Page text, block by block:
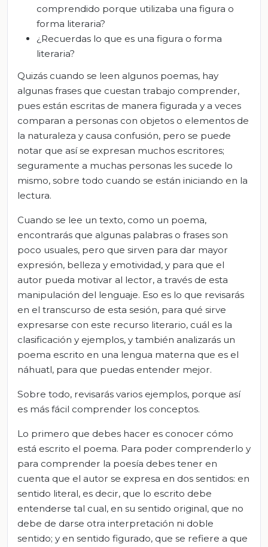
comprendido porque utilizaba una figura o
forma literaria?
¿Recuerdas lo que es una figura o forma
literaria?
Quizás cuando se leen algunos poemas, hay
algunas frases que cuestan trabajo comprender,
pues están escritas de manera figurada y a veces
comparan a personas con objetos o elementos de
la naturaleza y causa confusión, pero se puede
notar que así se expresan muchos escritores;
seguramente a muchas personas les sucede lo
mismo, sobre todo cuando se están iniciando en la
lectura.
Cuando se lee un texto, como un poema,
encontrarás que algunas palabras o frases son
poco usuales, pero que sirven para dar mayor
expresión, belleza y emotividad, y para que el
autor pueda motivar al lector, a través de esta
manipulación del lenguaje. Eso es lo que revisarás
en el transcurso de esta sesión, para qué sirve
expresarse con este recurso literario, cuál es la
clasificación y ejemplos, y también analizarás un
poema escrito en una lengua materna que es el
náhuatl, para que puedas entender mejor.
Sobre todo, revisarás varios ejemplos, porque así
es más fácil comprender los conceptos.
Lo primero que debes hacer es conocer cómo
está escrito el poema. Para poder comprenderlo y
para comprender la poesía debes tener en
cuenta que el autor se expresa en dos sentidos: en
sentido literal, es decir, que lo escrito debe
entenderse tal cual, en su sentido original, que no
debe de darse otra interpretación ni doble
sentido; y en sentido figurado, que se refiere a que